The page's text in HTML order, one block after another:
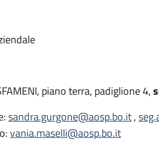
piano terra, padiglione 4,
sandra.gurgone@aosp.bo.it,
vania.maselli@aosp.bo.it